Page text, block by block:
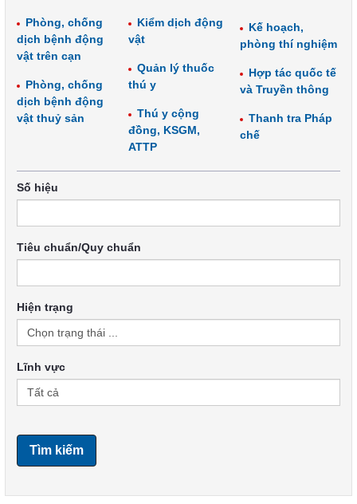
Phòng, chống
dịch bệnh động
vật trên cạn
Phòng, chống
dịch bệnh động
vật thuỷ sản
Kiểm dịch động
vật
Quản lý thuốc
thú y
Thú y cộng
đồng, KSGM,
ATTP
Kế hoạch,
phòng thí nghiệm
Hợp tác quốc tế
và Truyền thông
Thanh tra Pháp
chế
Số hiệu
Tiêu chuẩn/Quy chuẩn
Hiện trạng
Lĩnh vực
Tìm kiếm